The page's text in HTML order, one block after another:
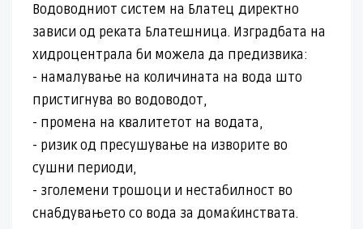
Водоводниот систем на Блатец директно
зависи од реката Блатешница. Изградбата на
хидроцентрала би можела да предизвика:
- намалување на количината на вода што
пристигнува во водоводот,
- промена на квалитетот на водата,
- ризик од пресушување на изворите во
сушни периоди,
- зголемени трошоци и нестабилност во
снабдувањето со вода за домаќинствата.